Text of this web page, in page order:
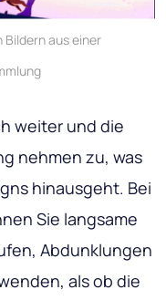
aus einer
weiter und die
nehmen zu, was
hinausgeht. Bei
Sie langsame
Abdunklungen
als ob die